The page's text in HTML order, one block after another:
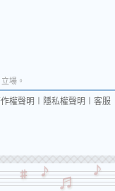
場。
權聲明 隱私權聲明 客服